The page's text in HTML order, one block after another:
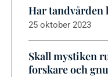
Har tandvården
25 oktober 2023
Skall mystiken
forskare och